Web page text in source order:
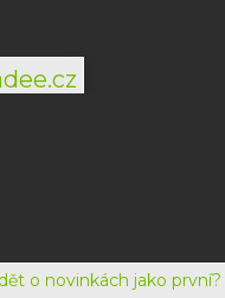
o novinkách jako první?